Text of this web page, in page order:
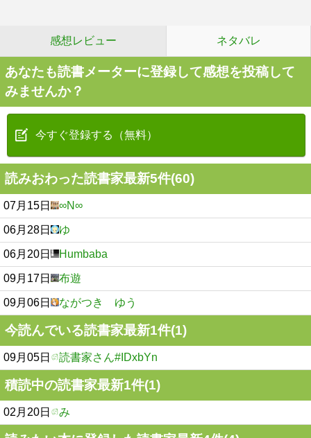
感想レビュー ネタバレ
あなたも読書メーターに登録して感想を投稿して
みませんか？
今すぐ登録する（無料）
読みおわった読書家最新5件(60)
07月15日 ∞N∞
06月28日 ゆ
06月20日 Humbaba
09月17日 布遊
09月06日 ながつき ゆう
今読んでいる読書家最新1件(1)
09月05日 読書家さん#IDxbYn
積読中の読書家最新1件(1)
02月20日 み